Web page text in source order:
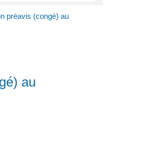
préavis (congé) au
au